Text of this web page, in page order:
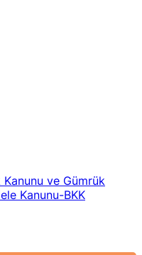
ve Gümrük
Kanunu-BKK